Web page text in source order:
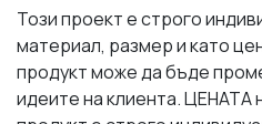
Този проект е строго
материал, размер и като
продукт може да бъде
идеите на клиента. ЦЕНАТА